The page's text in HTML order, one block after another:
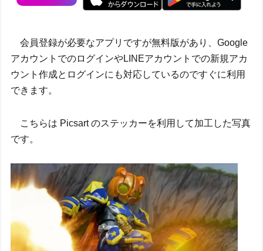
会員登録が必要なアプリですが無料版があり、Google
アカウントでのログインやLINEアカウントでの新規アカ
ウント作成とログインにも対応しているのですぐに利用
できます。
こちらは Picsart のステッカーを利用して加工した写真
です。